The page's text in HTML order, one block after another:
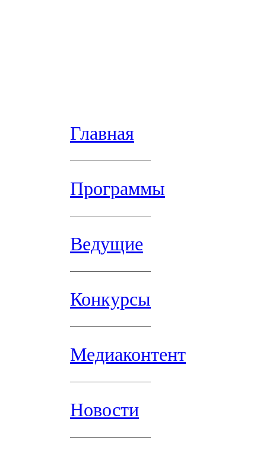
Главная
Программы
Ведущие
Конкурсы
Медиаконтент
Новости